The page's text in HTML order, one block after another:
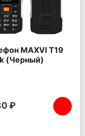
MAXVI T19
(Черный)
₽